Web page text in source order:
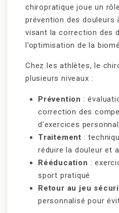
chiropratique joue un
prévention des douleurs
visant la correction des
l’optimisation de la
Chez les athlètes, le
plusieurs niveaux :
Prévention :
correction des
d’exercices
Traitement :
réduire la douleur et
Rééducation :
sport pratiqué
Retour au jeu
personnalisé pour